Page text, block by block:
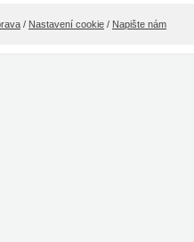
/ Nastavení cookie / Napište nám